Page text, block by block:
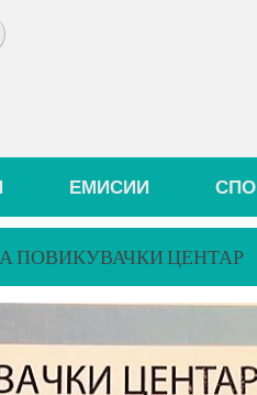
ЕМИСИИ
ПОВИКУВАЧКИ ЦЕНТАР